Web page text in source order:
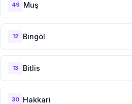
49 Muş
12 Bingöl
13 Bitlis
30 Hakkari